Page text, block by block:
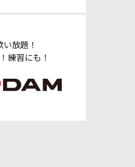
放題！
練習にも！